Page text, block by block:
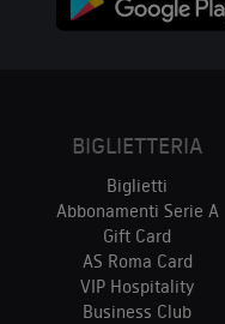
BIGLIETTERIA
Biglietti
Abbonamenti Serie A
Gift Card
AS Roma Card
VIP Hospitality
Business Club